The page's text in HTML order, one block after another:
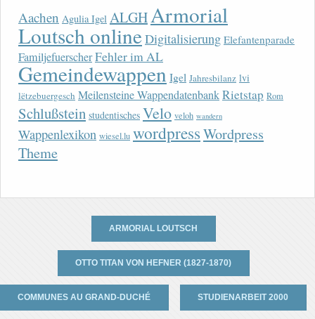
Aachen Agulia Igel ALGHArmorial
Loutsch onlineDigitalisierung Elefantenparade
FamiljefuerscherFehler im AL
Gemeindewappen Igel Jahresbilanz lvi
lëtzebuergesch Meilensteine WappendatenbankRietstap Rom
Schlußstein studentisches Velo veloh wandern
Wappenlexikon wiesel.lu wordpressWordpress
Theme
ARMORIAL LOUTSCH
OTTO TITAN VON HEFNER (1827-1870)
COMMUNES AU GRAND-DUCHÉ STUDIENARBEIT 2000